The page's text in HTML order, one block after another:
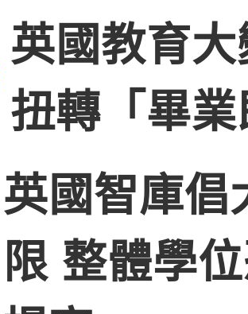
英國教育
扭轉「畢
英國智庫倡
限 整體學